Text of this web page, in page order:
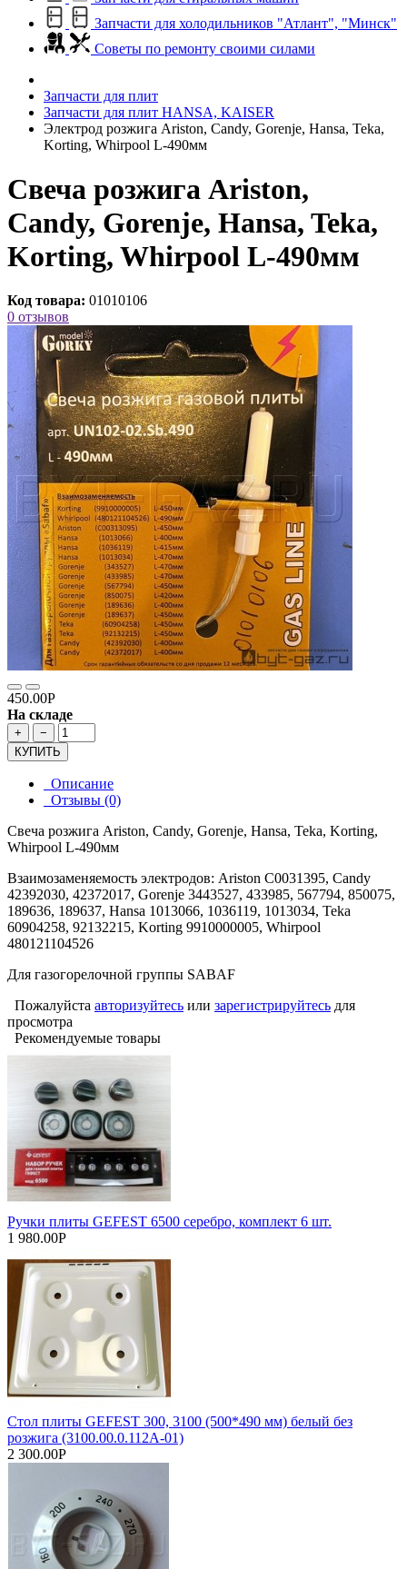
Запчасти для холодильников "Атлант", "Минск"
Советы по ремонту своими силами
Запчасти для плит
Запчасти для плит HANSA, KAISER
Электрод розжига Ariston, Candy, Gorenje, Hansa, Teka,
Korting, Whirpool L-490мм
Свеча розжига Ariston,
Candy, Gorenje, Hansa, Teka,
Korting, Whirpool L-490мм
Код товара: 01010106
0 отзывов
450.00Р
На складе
+
−
КУПИТЬ
Описание
Отзывы (0)
Свеча розжига Ariston, Candy, Gorenje, Hansa, Teka, Korting,
Whirpool L-490мм
Взаимозаменяемость электродов: Ariston С0031395, Candy
42392030, 42372017, Gorenje 3443527, 433985, 567794, 850075,
189636, 189637, Hansa 1013066, 1036119, 1013034, Teka
60904258, 92132215, Korting 9910000005, Whirpool
480121104526
Для газогорелочной группы SABAF
Пожалуйста авторизуйтесь или зарегистрируйтесь для
просмотра
Рекомендуемые товары
Ручки плиты GEFEST 6500 серебро, комплект 6 шт.
1 980.00Р
Стол плиты GEFEST 300, 3100 (500*490 мм) белый без
розжига (3100.00.0.112А-01)
2 300.00Р